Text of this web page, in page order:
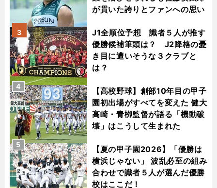
が貫いた誇りとファンへの思い
J1全順位予想 識者５人が推す
優勝候補筆頭は？ J2降格の憂
き目に遭いそうな３クラブと
は？
3
【高校野球】創部10年目の甲子
園初出場がすべてを変えた 健大
高崎・青栁監督が語る「機動破
壊」はこうして生まれた
4
【夏の甲子園2026】「優勝は
横浜じゃない」 波乱必至の組み
合わせで識者５人が選んだ優勝
校はここだ！
5